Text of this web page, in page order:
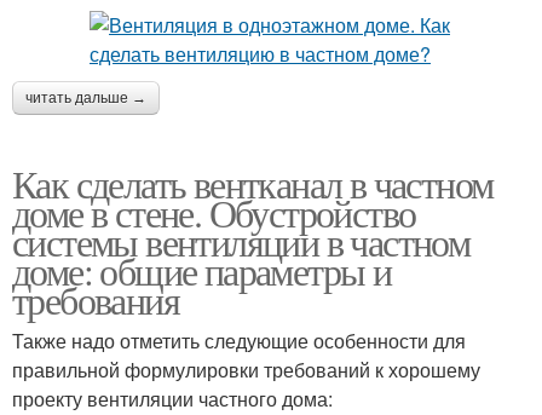
читать дальше →
Как сделать вентканал в частном
доме в стене. Обустройство
системы вентиляции в частном
доме: общие параметры и
требования
Также надо отметить следующие особенности для
правильной формулировки требований к хорошему
проекту вентиляции частного дома: